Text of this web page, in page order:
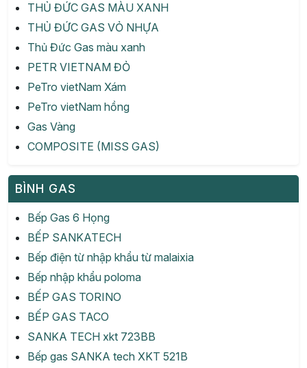
THỦ ĐỨC GAS MÀU XANH
THỦ ĐỨC GAS VỎ NHỰA
Thủ Đức Gas màu xanh
PETR VIETNAM ĐỎ
PeTro vietNam Xám
PeTro vietNam hồng
Gas Vàng
COMPOSITE (MISS GAS)
BÌNH GAS
Bếp Gas 6 Họng
BẾP SANKATECH
Bếp điện từ nhập khẩu từ malaixia
Bếp nhập khẩu poloma
BẾP GAS TORINO
BẾP GAS TACO
SANKA TECH xkt 723BB
Bếp gas SANKA tech XKT 521B